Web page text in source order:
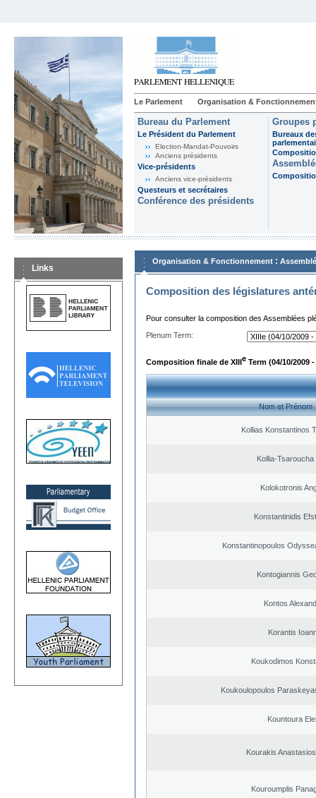
Le Parlement Organisation &
Bureau du Parlement
Le Président du Parlement
Election-Mandat-Pouvoirs
Anciens présidents
Vice-présidents
Anciens vice-présidents
Questeurs et secrétaires
Conférence des présidents
Groupes
Bureaux
Links
Organisation & Fonctionnement :
Composition des législatures
Pour consulter la composition des Assemblées
Plenum Term:
Composition finale de XIIIe Term (04/10/2009 -
Nom et Prénom
Kollias Konstantinos
Kollia-Tsaroucha
Kolokotronis
Konstantinidis
Konstantinopoulos
Kontogiannis
Kontos
Korantis
Koukodimos
Koukoulopoulos
Kountoura
Kourakis
Kouroumplis